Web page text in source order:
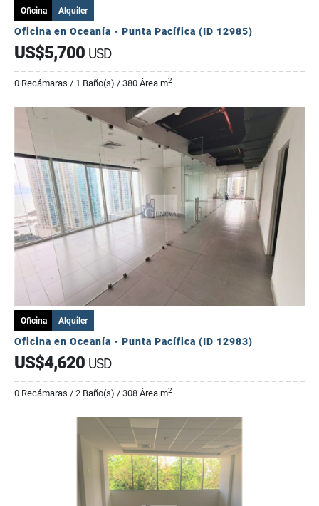
Oficina Alquiler
Oficina en Oceanía - Punta Pacífica (ID 12985)
US$5,700 USD
0 Recámaras / 1 Baño(s) / 380 Área m2
Oficina Alquiler
Oficina en Oceanía - Punta Pacífica (ID 12983)
US$4,620 USD
0 Recámaras / 2 Baño(s) / 308 Área m2